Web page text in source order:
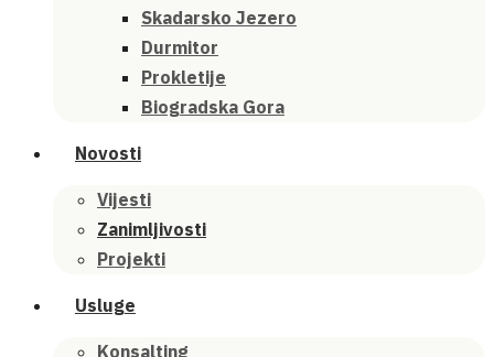
Skadarsko Jezero
Durmitor
Prokletije
Biogradska Gora
Novosti
Vijesti
Zanimljivosti
Projekti
Usluge
Konsalting